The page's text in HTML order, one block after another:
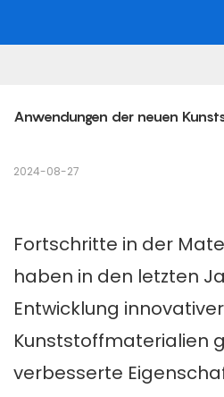
Anwendungen der neuen
2024-08-27
Fortschritte in der
haben in den letzten
Entwicklung innovativer
Kunststoffmaterialien
verbesserte